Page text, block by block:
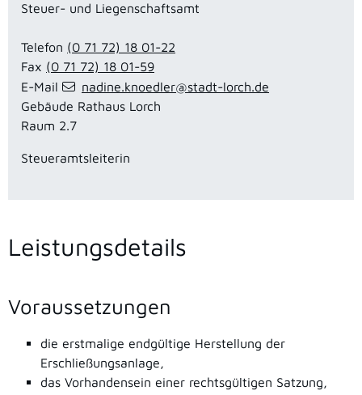
Steuer- und Liegenschaftsamt
Telefon (0 71 72) 18 01-22
Fax (0 71 72) 18 01-59
E-Mail
nadine.knoedler@stadt-lorch.de
Gebäude Rathaus Lorch
Raum 2.7
Steueramtsleiterin
Leistungsdetails
Voraussetzungen
die erstmalige endgültige Herstellung der
Erschließungsanlage,
das Vorhandensein einer rechtsgültigen Satzung,